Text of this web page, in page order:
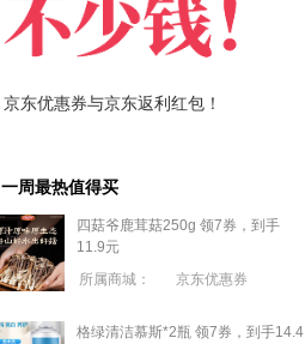
拼多多优惠券+拼多多返利
一周最热值得买
四菇爷鹿茸菇250g 领7券，到手
11.9元
所属商城：
京东优惠券
格绿清洁慕斯*2瓶 领7券，到手14.4